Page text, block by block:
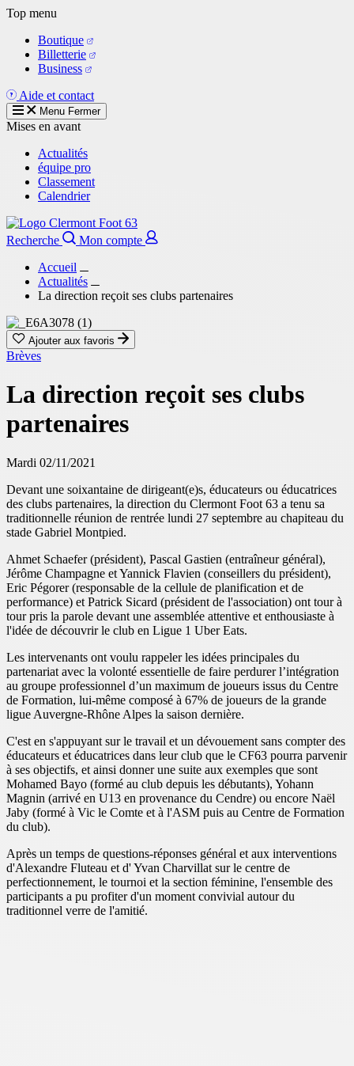
Aller
contenu
principal
Top menu
Boutique
Billetterie
Business
Aide et contact
Menu Fermer
Mises en avant
Actualités
équipe pro
Classement
Calendrier
Recherche
Mon compte
Accueil
Actualités
La direction reçoit ses clubs partenaires
Ajouter aux favoris
Brèves
La direction reçoit ses clubs
partenaires
Mardi 02/11/2021
Devant une soixantaine de dirigeant(e)s, éducateurs ou éducatrices
des clubs partenaires, la direction du Clermont Foot 63 a tenu sa
traditionnelle réunion de rentrée lundi 27 septembre au chapiteau du
stade Gabriel Montpied.
Ahmet Schaefer (président), Pascal Gastien (entraîneur général),
Jérôme Champagne et Yannick Flavien (conseillers du président),
Eric Pégorer (responsable de la cellule de planification et de
performance) et Patrick Sicard (président de l'association) ont tour à
tour pris la parole devant une assemblée attentive et enthousiaste à
l'idée de découvrir le club en Ligue 1 Uber Eats.
Les intervenants ont voulu rappeler les idées principales du
partenariat avec la volonté essentielle de faire perdurer l’intégration
au groupe professionnel d’un maximum de joueurs issus du Centre
de Formation, lui-même composé à 67% de joueurs de la grande
ligue Auvergne-Rhône Alpes la saison dernière.
C'est en s'appuyant sur le travail et un dévouement sans compter des
éducateurs et éducatrices dans leur club que le CF63 pourra parvenir
à ses objectifs, et ainsi donner une suite aux exemples que sont
Mohamed Bayo (formé au club depuis les débutants), Yohann
Magnin (arrivé en U13 en provenance du Cendre) ou encore Naël
Jaby (formé à Vic le Comte et à l'ASM puis au Centre de Formation
du club).
Après un temps de questions-réponses général et aux interventions
d'Alexandre Fluteau et d' Yvan Charvillat sur le centre de
perfectionnement, le tournoi et la section féminine, l'ensemble des
participants a pu profiter d'un moment convivial autour du
traditionnel verre de l'amitié.